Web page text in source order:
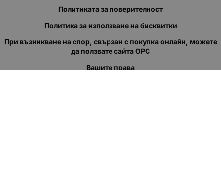
Политиката за поверителност
Политика за използване на бисквитки
При възникване на спор, свързан с покупка онлайн, можете
да ползвате сайта ОРС
Вашите права